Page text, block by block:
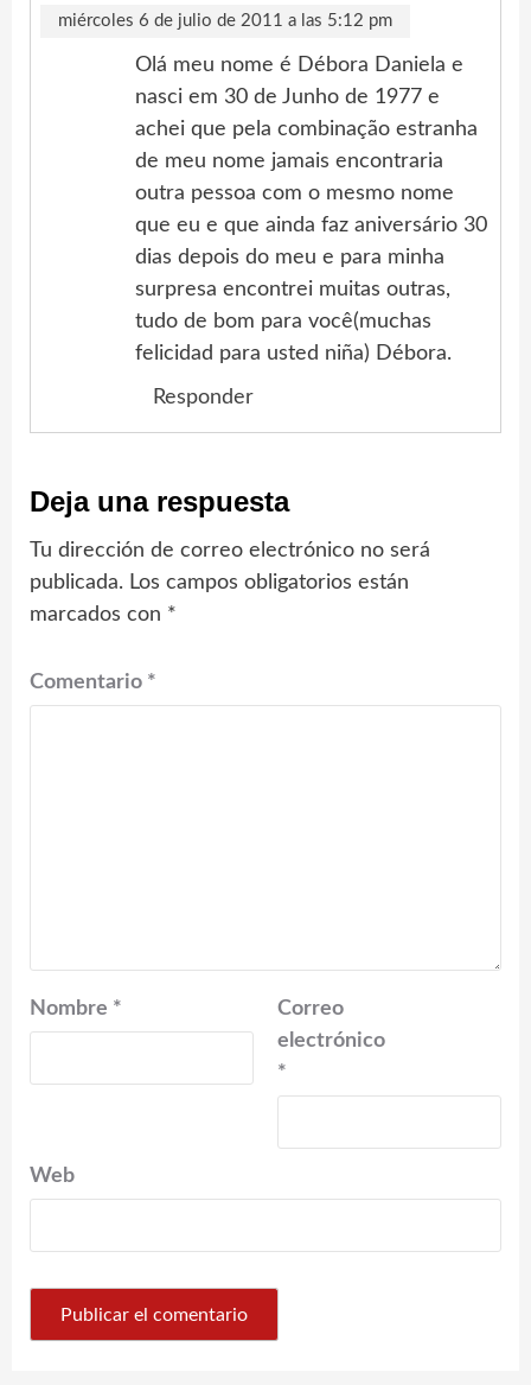
miércoles 6 de julio de 2011 a las 5:12 pm
Olá meu nome é Débora Daniela e
nasci em 30 de Junho de 1977 e
achei que pela combinação estranha
de meu nome jamais encontraria
outra pessoa com o mesmo nome
que eu e que ainda faz aniversário 30
dias depois do meu e para minha
surpresa encontrei muitas outras,
tudo de bom para você(muchas
felicidad para usted niña) Débora.
Responder
Deja una respuesta
Tu dirección de correo electrónico no será
publicada. Los campos obligatorios están
marcados con *
Comentario *
Nombre *
Correo
electrónico
*
Web